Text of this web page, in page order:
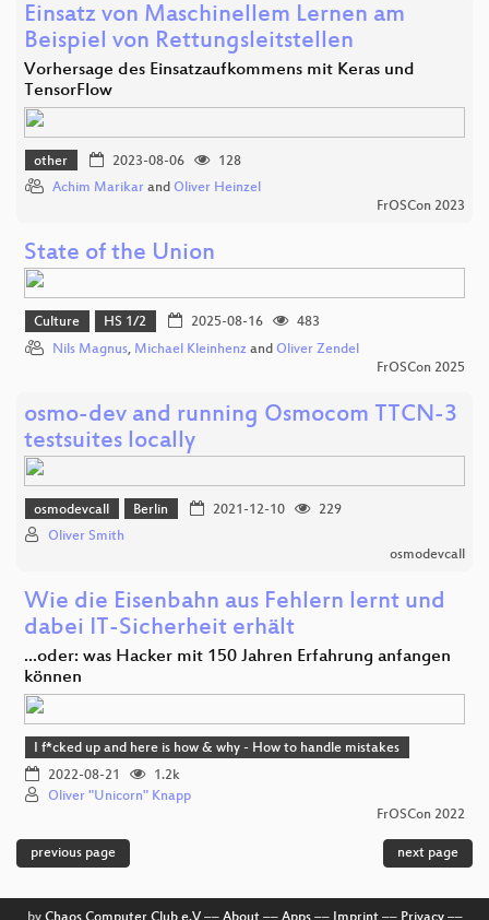
Einsatz von Maschinellem Lernen am
Beispiel von Rettungsleitstellen
Vorhersage des Einsatzaufkommens mit Keras und
TensorFlow
other 2023-08-06
128
Achim Marikar and Oliver Heinzel
FrOSCon 2023
State of the Union
Culture HS 1/2 2025-08-16
483
Nils Magnus, Michael Kleinhenz and Oliver Zendel
FrOSCon 2025
osmo-dev and running Osmocom TTCN-3
testsuites locally
osmodevcall Berlin 2021-12-10
229
Oliver Smith
osmodevcall
Wie die Eisenbahn aus Fehlern lernt und
dabei IT-Sicherheit erhält
...oder: was Hacker mit 150 Jahren Erfahrung anfangen
können
I f*cked up and here is how & why - How to handle mistakes
2022-08-21
1.2k
Oliver "Unicorn" Knapp
FrOSCon 2022
previous page next page